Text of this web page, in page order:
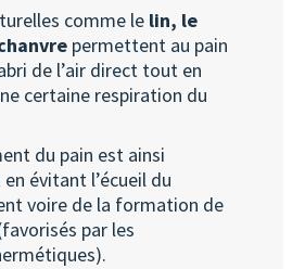
comme le lin, le
permettent au pain
de l’air direct tout en
certaine respiration du
du pain est ainsi
évitant l’écueil du
voire de la formation de
par les